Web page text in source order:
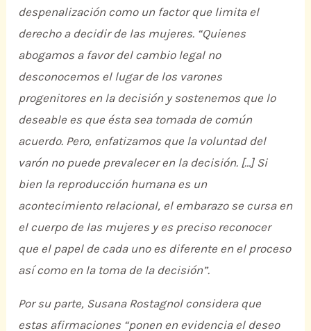
despenalización como un factor que limita el
derecho a decidir de las mujeres. “Quienes
abogamos a favor del cambio legal no
desconocemos el lugar de los varones
progenitores en la decisión y sostenemos que lo
deseable es que ésta sea tomada de común
acuerdo. Pero, enfatizamos que la voluntad del
varón no puede prevalecer en la decisión. […] Si
bien la reproducción humana es un
acontecimiento relacional, el embarazo se cursa en
el cuerpo de las mujeres y es preciso reconocer
que el papel de cada uno es diferente en el proceso
así como en la toma de la decisión”.
Por su parte, Susana Rostagnol considera que
estas afirmaciones “ponen en evidencia el deseo